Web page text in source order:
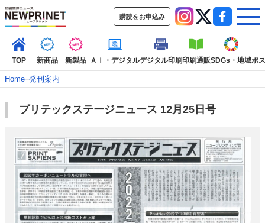
購読をお申込み
TOP 新商品 新製品 ＡＩ・デジタルデジタル印刷印刷通販SDGs・地域ポ
インデックス
インタビュー
コレクション
カテゴリー一覧
新商品 新製品 ＡＩ・デジタル デジタル印刷
印刷通販
SDGs・地域
ポストプレス ビジネス イベント 信用情報
業界
市場・統計
人事・移転・異動・訃報
Home–発刊案内
プリテックステージニュース 12月25日号